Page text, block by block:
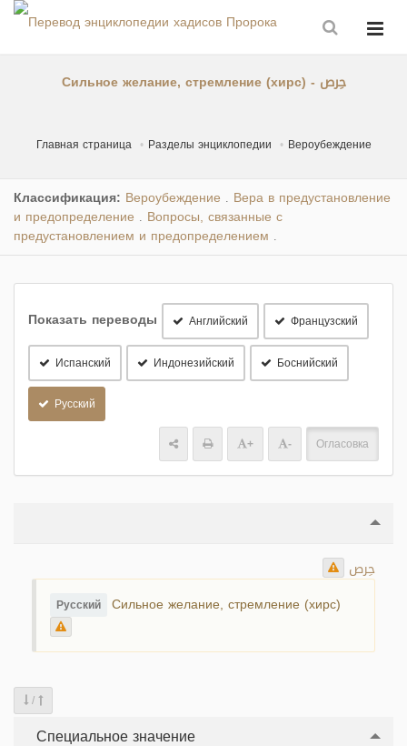
Сильное желание, стремление (хирс) - حِرص
Главная страница Разделы энциклопедии Вероубеждение
Классификация: Вероубеждение Вера в предустановление
и предопределение Вопросы, связанные с
предустановлением и предопределением
Показать переводы Английский Французский
Испанский Индонезийский Боснийский
Русский
+
- Огласовка
حِرص
Русский Сильное желание, стремление (хирс)
/
Специальное значение